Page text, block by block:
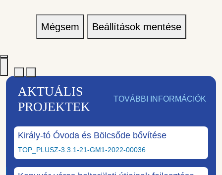
Mégsem Beállítások mentése
AKTUÁLIS
PROJEKTEK
TOVÁBBI INFORMÁCIÓK
Király-tó Óvoda és Bölcsőde bővítése
TOP_PLUSZ-3.3.1-21-GM1-2022-00036